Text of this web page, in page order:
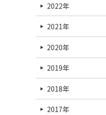
2022年
2021年
2020年
2019年
2018年
2017年